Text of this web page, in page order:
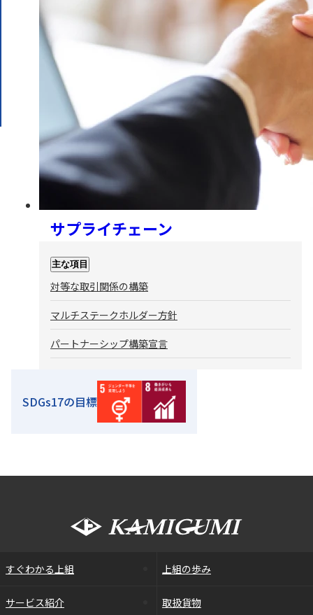
サプライチェーン
主な項目
対等な取引関係の構築
マルチステークホルダー方針
パートナーシップ構築宣言
SDGs17の目標
すぐわかる上組 上組の歩み
サービス紹介 取扱貨物